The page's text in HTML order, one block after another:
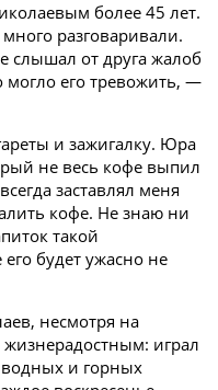
более 45 лет.
разговаривали.
слышал от друга жалоб
могло его тревожить, —
и зажигалку. Юра
не весь кофе выпил
заставлял меня
кофе. Не знаю ни
такой
будет ужасно не
несмотря на
играл
водных и горных